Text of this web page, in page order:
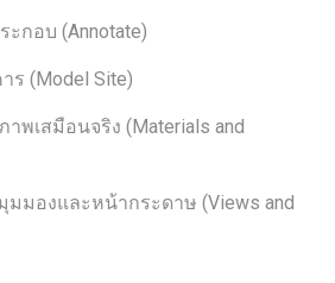
กอบ (Annotate)
ร (Model Site)
พเสมือนจริง (Materials and
มองและหน้ากระดาษ (Views and